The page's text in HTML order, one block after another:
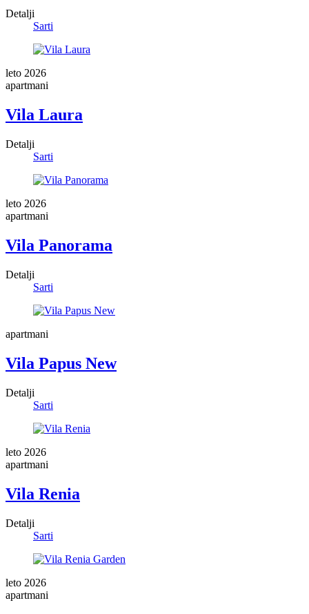
Detalji
Sarti
leto 2026
apartmani
Vila Laura
Detalji
Sarti
leto 2026
apartmani
Vila Panorama
Detalji
Sarti
apartmani
Vila Papus New
Detalji
Sarti
leto 2026
apartmani
Vila Renia
Detalji
Sarti
leto 2026
apartmani